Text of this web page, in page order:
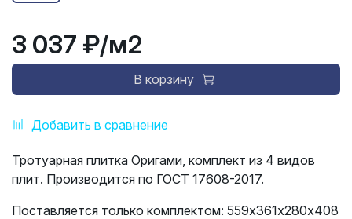
Добавить в сравнение
3 037 ₽/м2
В корзину
Тротуарная плитка Оригами, комплект из 4 видов
плит. Производится по ГОСТ 17608-2017.
Поставляется только комплектом: 559х361х280х408